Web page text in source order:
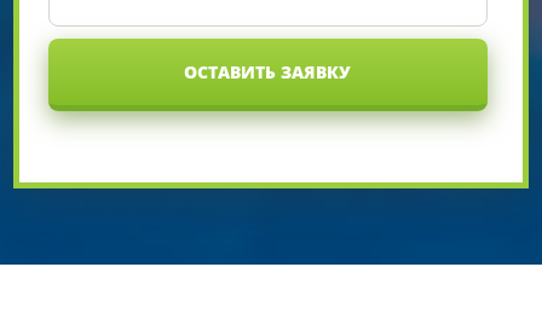
ОСТАВИТЬ ЗАЯВКУ